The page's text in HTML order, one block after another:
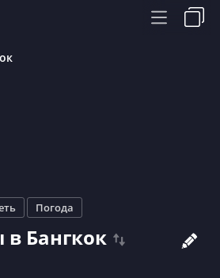
Погода
Бангкок